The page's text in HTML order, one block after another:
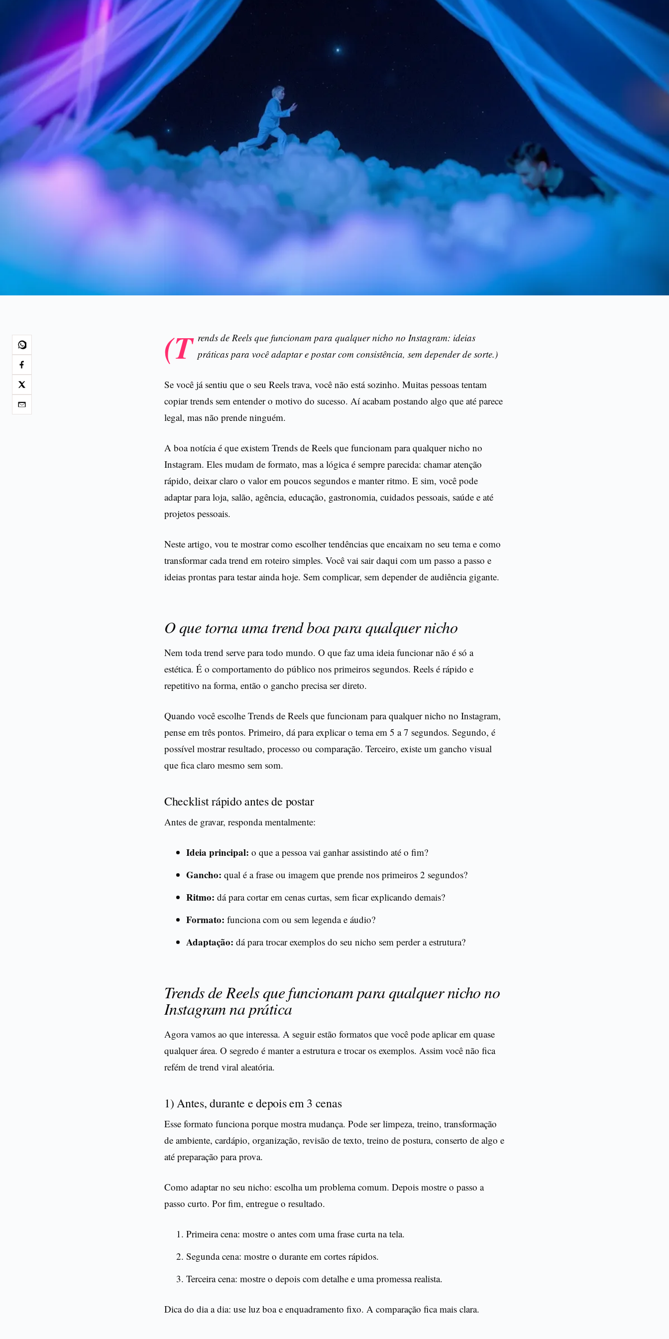
(T rends de Reels que funcionam para qualquer nicho no Instagram: ideias
práticas para você adaptar e postar com consistência, sem depender de sorte.)
Se você já sentiu que o seu Reels trava, você não está sozinho. Muitas pessoas tentam
copiar trends sem entender o motivo do sucesso. Aí acabam postando algo que até parece
legal, mas não prende ninguém.
A boa notícia é que existem Trends de Reels que funcionam para qualquer nicho no
Instagram. Eles mudam de formato, mas a lógica é sempre parecida: chamar atenção
rápido, deixar claro o valor em poucos segundos e manter ritmo. E sim, você pode
adaptar para loja, salão, agência, educação, gastronomia, cuidados pessoais, saúde e até
projetos pessoais.
Neste artigo, vou te mostrar como escolher tendências que encaixam no seu tema e como
transformar cada trend em roteiro simples. Você vai sair daqui com um passo a passo e
ideias prontas para testar ainda hoje. Sem complicar, sem depender de audiência gigante.
O que torna uma trend boa para qualquer nicho
Nem toda trend serve para todo mundo. O que faz uma ideia funcionar não é só a
estética. É o comportamento do público nos primeiros segundos. Reels é rápido e
repetitivo na forma, então o gancho precisa ser direto.
Quando você escolhe Trends de Reels que funcionam para qualquer nicho no Instagram,
pense em três pontos. Primeiro, dá para explicar o tema em 5 a 7 segundos. Segundo, é
possível mostrar resultado, processo ou comparação. Terceiro, existe um gancho visual
que fica claro mesmo sem som.
Checklist rápido antes de postar
Antes de gravar, responda mentalmente:
Ideia principal: o que a pessoa vai ganhar assistindo até o fim?
Gancho: qual é a frase ou imagem que prende nos primeiros 2 segundos?
Ritmo: dá para cortar em cenas curtas, sem ficar explicando demais?
Formato: funciona com ou sem legenda e áudio?
Adaptação: dá para trocar exemplos do seu nicho sem perder a estrutura?
Trends de Reels que funcionam para qualquer nicho no
Instagram na prática
Agora vamos ao que interessa. A seguir estão formatos que você pode aplicar em quase
qualquer área. O segredo é manter a estrutura e trocar os exemplos. Assim você não fica
refém de trend viral aleatória.
1) Antes, durante e depois em 3 cenas
Esse formato funciona porque mostra mudança. Pode ser limpeza, treino, transformação
de ambiente, cardápio, organização, revisão de texto, treino de postura, conserto de algo e
até preparação para prova.
Como adaptar no seu nicho: escolha um problema comum. Depois mostre o passo a
passo curto. Por fim, entregue o resultado.
Primeira cena: mostre o antes com uma frase curta na tela.
Segunda cena: mostre o durante em cortes rápidos.
Terceira cena: mostre o depois com detalhe e uma promessa realista.
Dica do dia a dia: use luz boa e enquadramento fixo. A comparação fica mais clara.